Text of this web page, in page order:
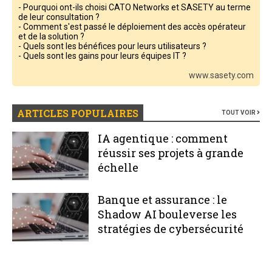
- Pourquoi ont-ils choisi CATO Networks et SASETY au terme
de leur consultation ?
- Comment s'est passé le déploiement des accès opérateur
et de la solution ?
- Quels sont les bénéfices pour leurs utilisateurs ?
- Quels sont les gains pour leurs équipes IT ?
www.sasety.com
ARTICLES POPULAIRES TOUT VOIR
IA agentique : comment
réussir ses projets à grande
échelle
Banque et assurance : le
Shadow AI bouleverse les
stratégies de cybersécurité